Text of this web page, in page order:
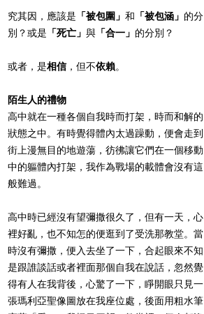
究其因，應該是 「被包圍」和 「被包涵」 的分
別？或是 「死亡」與 「合一」 的分別？
或者，是相信，但不依賴。
陌生人的禮物
高中就在一種各個自我時而打架，時而和解的
狀態之中。有時覺得體內太過躁動，便會走到
街上漫無目的地遊蕩，彷彿讓它們在一個移動
中的軀體內打架，我作為戰場的載體會沒有這
般難過。
高中時已經沒有望彌撒很久了，但有一天，心
裡好亂，也不知怎的便逛到了受洗那教堂。當
時沒有彌撒，便入去坐了一下，合起眼來不知
是跟誰談話或者裡面那個自我在說話，忽然覺
得有人在我背後，心驚了一下，睜開眼只見一
張瑪利亞聖像圖放在我座位處，後面用粗水筆